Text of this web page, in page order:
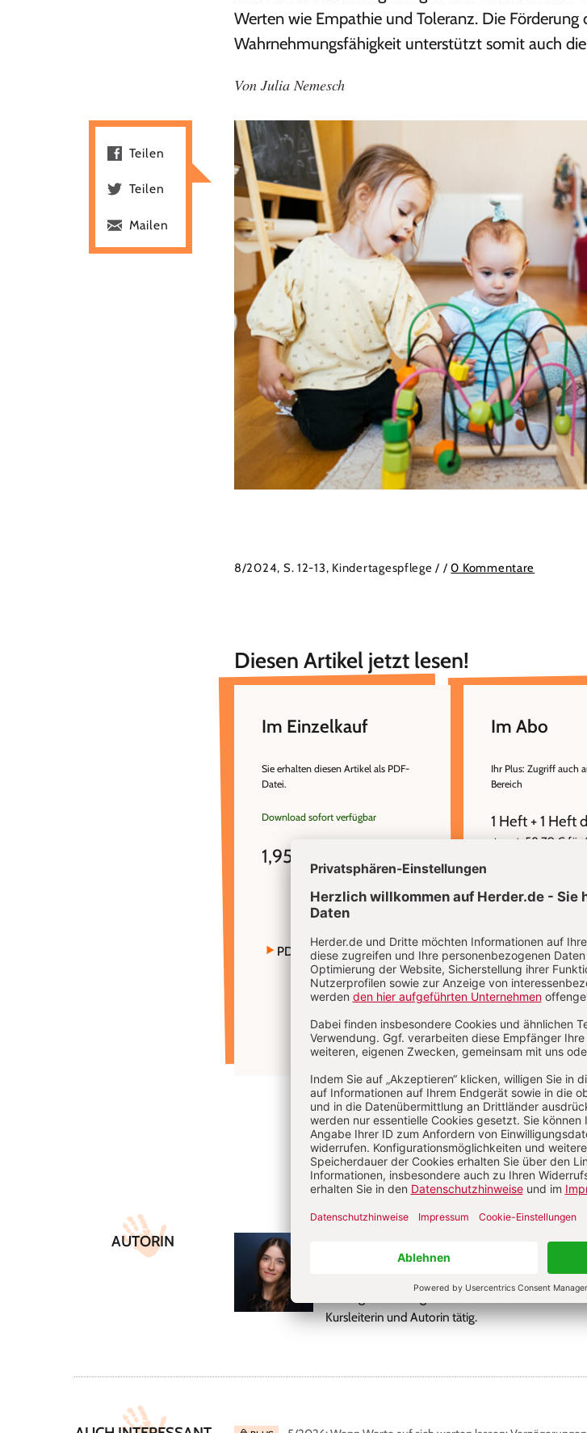
Werten wie Empathie und Toleranz. Die Förderung
Wahrnehmungsfähigkeit unterstützt somit auch
Von Julia Nemesch
8/2024, S. 12-13, Kindertagespflege / /0 Kommentare
Diesen Artikel jetzt lesen!
Im Einzelkauf
Sie erhalten diesen Artikel als PDF-
Datei.
Download sofort verfügbar
1,95 €
PDF bestellen
Im Abo
Ihr Plus: Zugriff auch
Bereich
1 Heft + 1
danach 58,70 € für
Sie haben ein Abonnement?
Teilen
Teilen
Mailen
Artikel-
InfosAUTORIN
Dozentin in der Erwachsenenbildung,
Leitung und Management in der frühkindlichen
Kursleiterin und Autorin tätig.